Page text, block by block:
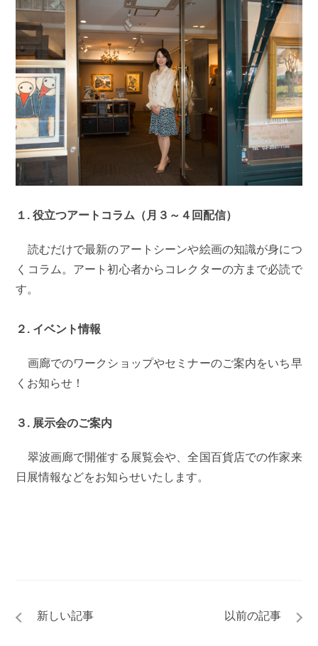
１. 役立つアートコラム（月３～４回配信）
読むだけで最新のアートシーンや絵画の知識が身につ
くコラム。アート初心者からコレクターの方まで必読で
す。
２. イベント情報
画廊でのワークショップやセミナーのご案内をいち早
くお知らせ！
３. 展示会のご案内
翠波画廊で開催する展覧会や、全国百貨店での作家来
日展情報などをお知らせいたします。